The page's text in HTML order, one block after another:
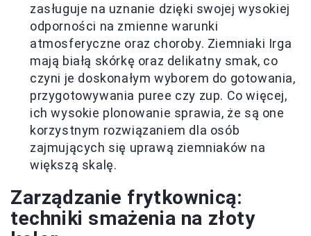
zasługuje na uznanie dzięki swojej wysokiej
odporności na zmienne warunki
atmosferyczne oraz choroby. Ziemniaki Irga
mają białą skórkę oraz delikatny smak, co
czyni je doskonałym wyborem do gotowania,
przygotowywania puree czy zup. Co więcej,
ich wysokie plonowanie sprawia, że są one
korzystnym rozwiązaniem dla osób
zajmujących się uprawą ziemniaków na
większą skalę.
Zarządzanie frytkownicą:
techniki smażenia na złoty